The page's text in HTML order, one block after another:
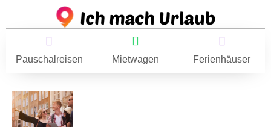
Pauschalreisen Mietwagen Ferienhäuser